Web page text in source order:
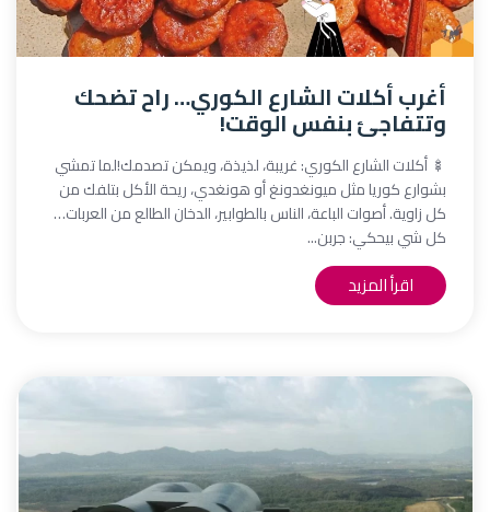
أغرب أكلات الشارع الكوري… راح تضحك
وتتفاجئ بنفس الوقت!
🍢 أكلات الشارع الكوري: غريبة، لذيذة، ويمكن تصدمك!لما تمشي
بشوارع كوريا مثل ميونغدونغ أو هونغدي، ريحة الأكل بتلفك من
كل زاوية. أصوات الباعة، الناس بالطوابير، الدخان الطالع من العربات…
كل شي بيحكي: جربن...
اقرأ المزيد